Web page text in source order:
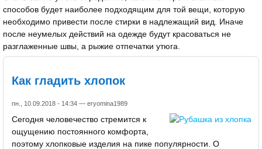
способов будет наиболее подходящим для той вещи, которую
необходимо привести после стирки в надлежащий вид. Иначе
после неумелых действий на одежде будут красоваться не
разглаженные швы, а рыжие отпечатки утюга.
Как гладить хлопок
пн., 10.09.2018 - 14:34 — eryomina1989
Сегодня человечество стремится к
ощущению постоянного комфорта,
поэтому хлопковые изделия на пике популярности. О